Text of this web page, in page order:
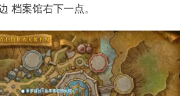
档案馆右下一点。